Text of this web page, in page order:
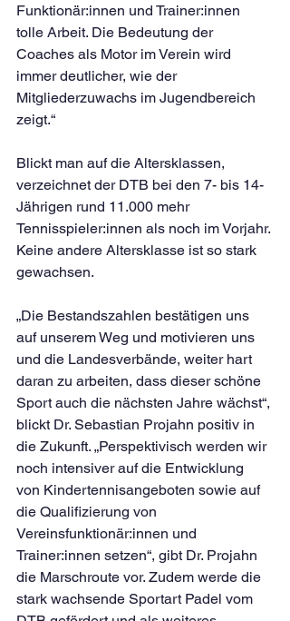
Funktionär:innen und Trainer:innen
tolle Arbeit. Die Bedeutung der
Coaches als Motor im Verein wird
immer deutlicher, wie der
Mitgliederzuwachs im Jugendbereich
zeigt.“
Blickt man auf die Altersklassen,
verzeichnet der DTB bei den 7- bis 14-
Jährigen rund 11.000 mehr
Tennisspieler:innen als noch im Vorjahr.
Keine andere Altersklasse ist so stark
gewachsen.
„Die Bestandszahlen bestätigen uns
auf unserem Weg und motivieren uns
und die Landesverbände, weiter hart
daran zu arbeiten, dass dieser schöne
Sport auch die nächsten Jahre wächst“,
blickt Dr. Sebastian Projahn positiv in
die Zukunft. „Perspektivisch werden wir
noch intensiver auf die Entwicklung
von Kindertennisangeboten sowie auf
die Qualifizierung von
Vereinsfunktionär:innen und
Trainer:innen setzen“, gibt Dr. Projahn
die Marschroute vor. Zudem werde die
stark wachsende Sportart Padel vom